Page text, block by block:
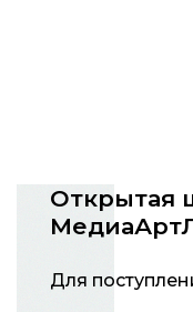
Открытая
Для